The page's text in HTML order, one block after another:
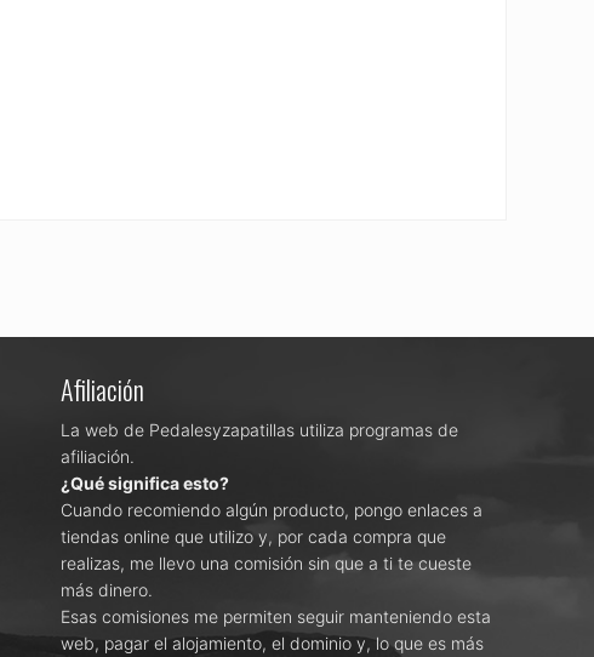
Afiliación
La web de Pedalesyzapatillas utiliza programas de
afiliación.
¿Qué significa esto?
Cuando recomiendo algún producto, pongo enlaces a
tiendas online que utilizo y, por cada compra que
realizas, me llevo una comisión sin que a ti te cueste
más dinero.
Esas comisiones me permiten seguir manteniendo esta
web, pagar el alojamiento, el dominio y, lo que es más